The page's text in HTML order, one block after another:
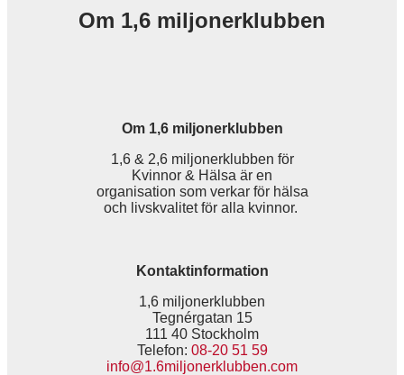
Om 1,6 miljonerklubben
Om 1,6 miljonerklubben
1,6 & 2,6 miljonerklubben för
Kvinnor & Hälsa är en
organisation som verkar för hälsa
och livskvalitet för alla kvinnor.
Kontaktinformation
1,6 miljonerklubben
Tegnérgatan 15
111 40 Stockholm
Telefon: 08-20 51 59
info@1.6miljonerklubben.com